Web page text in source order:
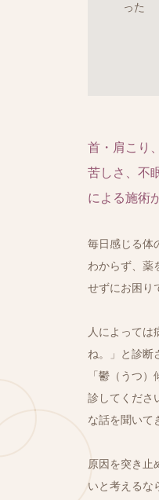
った
首・肩こり
苦しさ、不
による施術
毎日感じる体
わからず、薬
せずにお困り
人によっては
ね。」と診断
「鬱（うつ
診してくださ
な話を聞いて
原因を突き止
いと考えるな